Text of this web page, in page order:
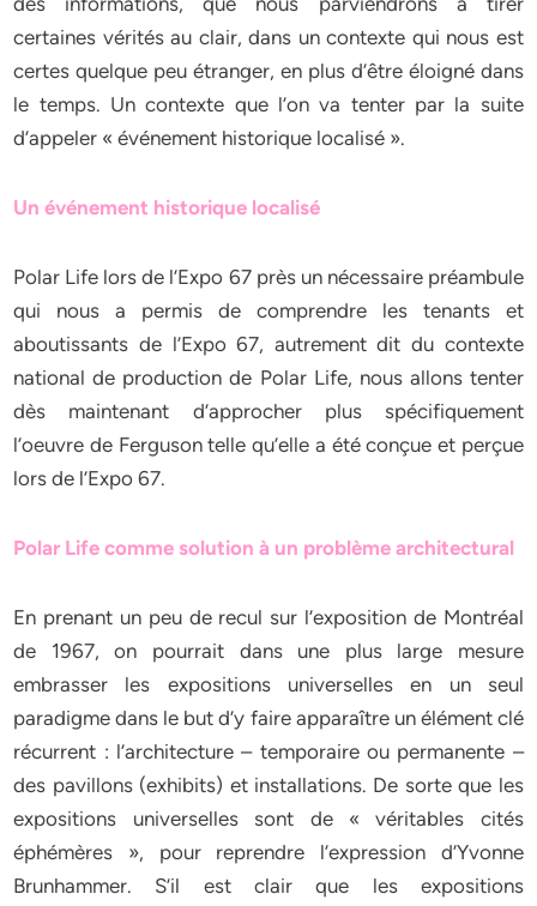
certaines vérités au clair, dans un contexte qui nous est
certes quelque peu étranger, en plus d’être éloigné dans
le temps. Un contexte que l’on va tenter par la suite
d’appeler « événement historique localisé ».
Un événement historique localisé
Polar Life lors de l’Expo 67 près un nécessaire préambule
qui nous a permis de comprendre les tenants et
aboutissants de l’Expo 67, autrement dit du contexte
national de production de Polar Life, nous allons tenter
dès maintenant d’approcher plus spécifiquement
l’oeuvre de Ferguson telle qu’elle a été conçue et perçue
lors de l’Expo 67.
Polar Life comme solution à un problème architectural
En prenant un peu de recul sur l’exposition de Montréal
de 1967, on pourrait dans une plus large mesure
embrasser les expositions universelles en un seul
paradigme dans le but d’y faire apparaître un élément clé
récurrent : l’architecture – temporaire ou permanente –
des pavillons (exhibits) et installations. De sorte que les
expositions universelles sont de « véritables cités
éphémères », pour reprendre l’expression d’Yvonne
Brunhammer. S’il est clair que les expositions